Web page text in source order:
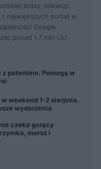
prasy, telewizji,
największych portali w
Google
ponad 1,7 mln UU.
patentem. Pomogą w
weekend 1-2 sierpnia.
wydarzenia
czeka gorący
marsz i